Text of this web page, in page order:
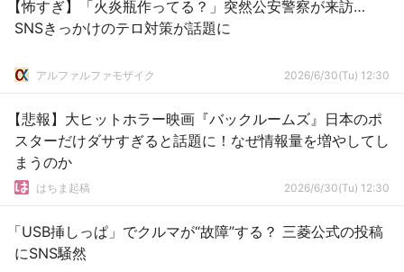
【怖すぎ】「火炎瓶作ってる？」突然公安警察が来訪…
SNSきっかけのテロ対策が話題に
アルファルファモザイク 2026/6/30(Tu) 12:30
【悲報】大ヒットホラー映画『バックルームズ』日本のポ
スターだけダサすぎると話題に！なぜ情報量を増やしてし
まうのか
はちま起稿 2026/6/30(Tu) 12:30
「USB挿しっぱ」でクルマが“故障”する？ 三菱公式の投稿
にSNS騒然